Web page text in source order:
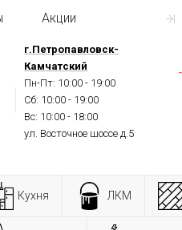
Акции
г.Петропавловск-
Камчатский
Пн-Пт: 10:00 - 19:00
Сб: 10:00 - 19:00
Вс: 10:00 - 18:00
ул. Восточное шоссе д.5
Кухня ЛКМ